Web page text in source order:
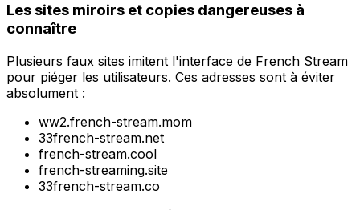
Les sites miroirs et copies dangereuses à
connaître
Plusieurs faux sites imitent l'interface de French Stream
pour piéger les utilisateurs. Ces adresses sont à éviter
absolument :
ww2.french-stream.mom
33french-stream.net
french-stream.cool
french-streaming.site
33french-stream.co